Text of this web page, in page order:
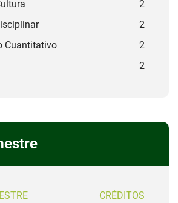
2
2
Cuantitativo
2
2
CRÉDITOS